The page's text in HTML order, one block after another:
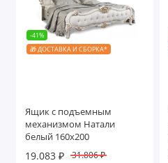
-41%
🎁 ДОСТАВКА И СБОРКА*
Ящик с подъемным
механизмом Натали
белый 160х200
19.083 ₽ 31.806 ₽